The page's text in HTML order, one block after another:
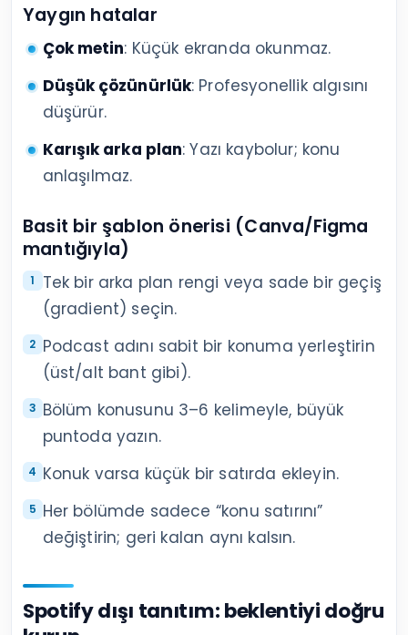
Yaygın hatalar
Çok metin: Küçük ekranda okunmaz.
Düşük çözünürlük: Profesyonellik algısını
düşürür.
Karışık arka plan: Yazı kaybolur; konu
anlaşılmaz.
Basit bir şablon önerisi (Canva/Figma
mantığıyla)
Tek bir arka plan rengi veya sade bir geçiş
(gradient) seçin.
Podcast adını sabit bir konuma yerleştirin
(üst/alt bant gibi).
Bölüm konusunu 3–6 kelimeyle, büyük
puntoda yazın.
Konuk varsa küçük bir satırda ekleyin.
Her bölümde sadece “konu satırını”
değiştirin; geri kalan aynı kalsın.
Spotify dışı tanıtım: beklentiyi doğru